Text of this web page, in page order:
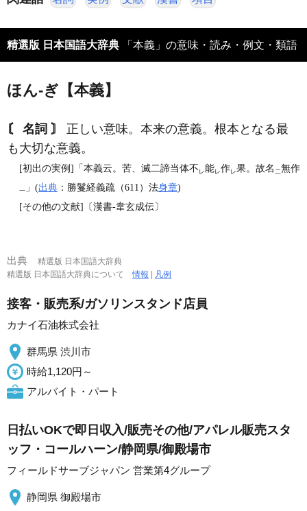
精選版 日本国語大辞典 「本義」の意味・読み・例文・類語
ほん‐ぎ【本義】
〘 名詞 〙
正しい意味。本来の意義。根本となる最
も大切な意義。
[初出の実例]「本義云。苦、滅二諦当体不 レ能レ作レ果。故名 二無作
一 」(出典 ：勝鬘経義疏（611）法身章)
[その他の文献]〔漢書‐韋玄成伝〕
出典
精選版 日本国語大辞典
精選版 日本国語大辞典について情報 凡例
接客・販売系/ガソリンスタンド店員
カナイ石油株式会社
群馬県 渋川市
時給1,120円～
アルバイト・パート
日払いOKで即日収入/販売その他/アパレル販売スタ
ッフ・コールハーン/静岡県/御殿場市
フィールドサーブジャパン 営業第4グループ
静岡県 御殿場市